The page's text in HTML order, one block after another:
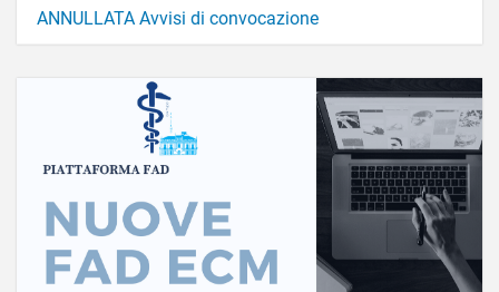
ANNULLATA Avvisi di convocazione